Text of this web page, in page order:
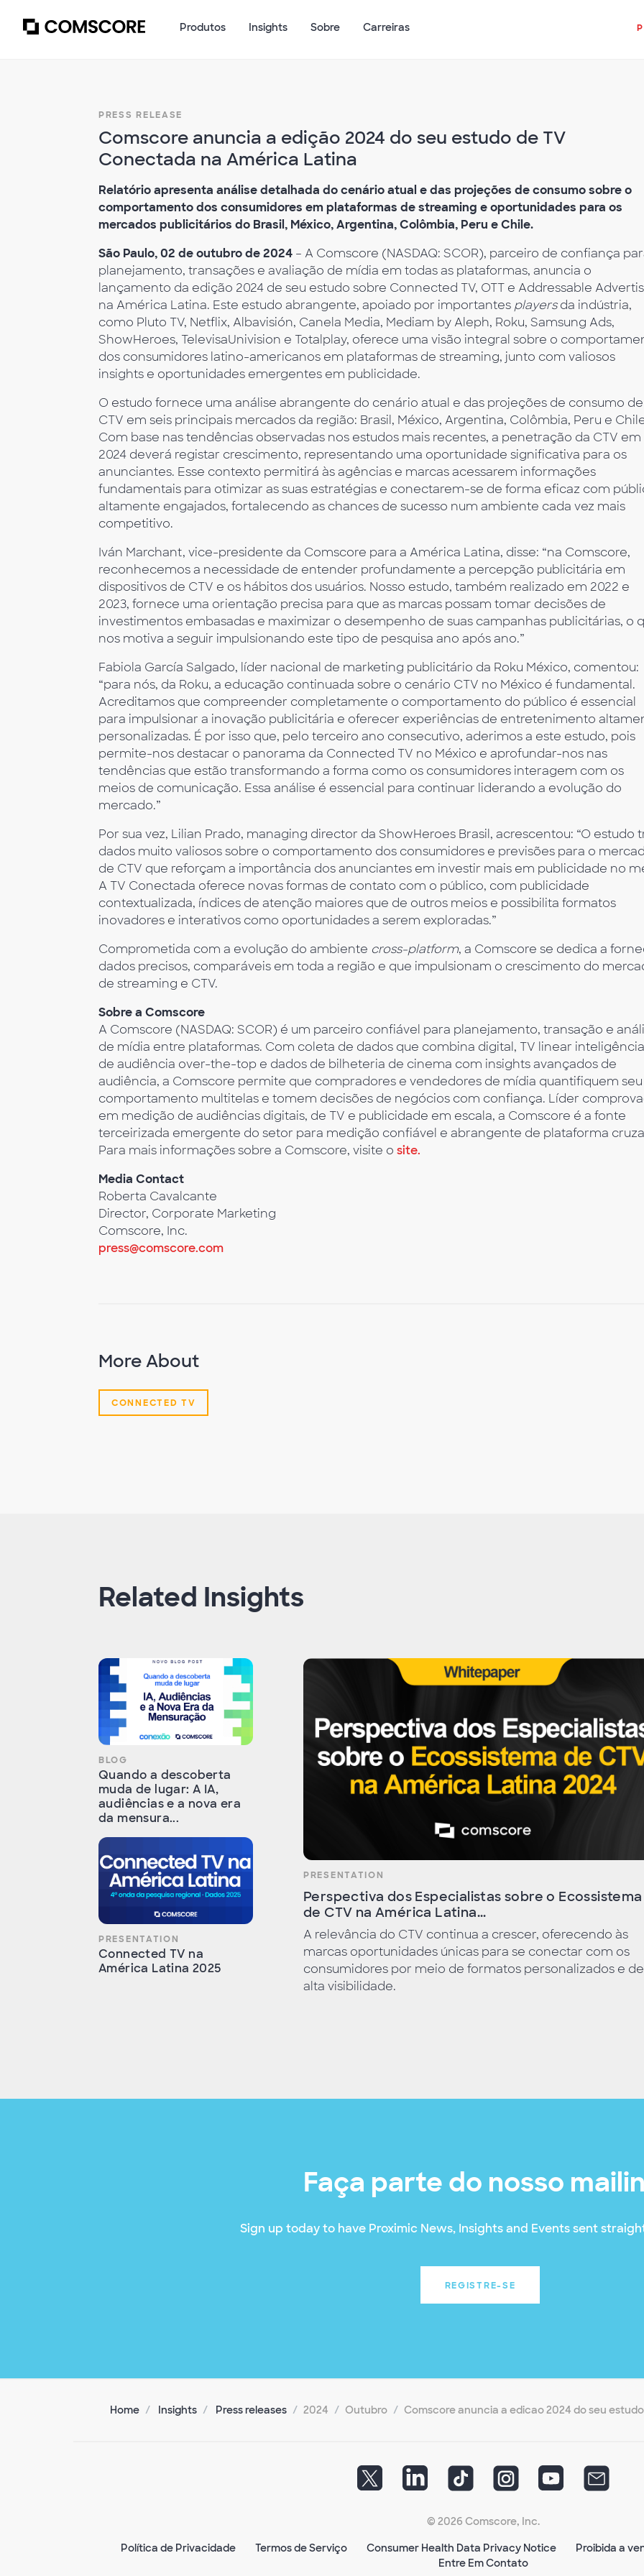
Produtos Insights Sobre Carreiras
PRESS RELEASE
Comscore anuncia a edição 2024 do seu estudo de TV
Conectada na América Latina
Relatório apresenta análise detalhada do cenário atual e das projeções de consumo sobre o
comportamento dos consumidores em plataformas de streaming e oportunidades para os
mercados publicitários do Brasil, México, Argentina, Colômbia, Peru e Chile.
São Paulo, 02 de outubro de 2024 – A Comscore (NASDAQ: SCOR), parceiro de confiança
planejamento, transações e avaliação de mídia em todas as plataformas, anuncia o
lançamento da edição 2024 de seu estudo sobre Connected TV, OTT e Addressable
na América Latina. Este estudo abrangente, apoiado por importantes playersda indústria,
como Pluto TV, Netflix, Albavisión, Canela Media, Mediam by Aleph, Roku, Samsung Ads,
ShowHeroes, TelevisaUnivision e Totalplay, oferece uma visão integral sobre o
dos consumidores latino-americanos em plataformas de streaming, junto com valiosos
insights e oportunidades emergentes em publicidade.
O estudo fornece uma análise abrangente do cenário atual e das projeções de consumo de
CTV em seis principais mercados da região: Brasil, México, Argentina, Colômbia, Peru e
Com base nas tendências observadas nos estudos mais recentes, a penetração da CTV em
2024 deverá registar crescimento, representando uma oportunidade significativa para os
anunciantes. Esse contexto permitirá às agências e marcas acessarem informações
fundamentais para otimizar as suas estratégias e conectarem-se de forma eficaz com
altamente engajados, fortalecendo as chances de sucesso num ambiente cada vez mais
competitivo.
Iván Marchant, vice-presidente da Comscore para a América Latina, disse: “na Comscore,
reconhecemos a necessidade de entender profundamente a percepção publicitária em
dispositivos de CTV e os hábitos dos usuários. Nosso estudo, também realizado em 2022 e
2023, fornece uma orientação precisa para que as marcas possam tomar decisões de
investimentos embasadas e maximizar o desempenho de suas campanhas publicitárias, o
nos motiva a seguir impulsionando este tipo de pesquisa ano após ano.”
Fabiola García Salgado, líder nacional de marketing publicitário da Roku México, comentou:
“para nós, da Roku, a educação continuada sobre o cenário CTV no México é fundamental.
Acreditamos que compreender completamente o comportamento do público é essencial
para impulsionar a inovação publicitária e oferecer experiências de entretenimento
personalizadas. É por isso que, pelo terceiro ano consecutivo, aderimos a este estudo, pois
permite-nos destacar o panorama da Connected TV no México e aprofundar-nos nas
tendências que estão transformando a forma como os consumidores interagem com os
meios de comunicação. Essa análise é essencial para continuar liderando a evolução do
mercado.”
Por sua vez, Lilian Prado, managing director da ShowHeroes Brasil, acrescentou: “O estudo
dados muito valiosos sobre o comportamento dos consumidores e previsões para o
de CTV que reforçam a importância dos anunciantes em investir mais em publicidade no
A TV Conectada oferece novas formas de contato com o público, com publicidade
contextualizada, índices de atenção maiores que de outros meios e possibilita formatos
inovadores e interativos como oportunidades a serem exploradas.”
Comprometida com a evolução do ambiente cross-platform, a Comscore se dedica a
dados precisos, comparáveis em toda a região e que impulsionam o crescimento do
de streaming e CTV.
Sobre a Comscore
A Comscore (NASDAQ: SCOR) é um parceiro confiável para planejamento, transação e
de mídia entre plataformas. Com coleta de dados que combina digital, TV linear inteligência
de audiência over-the-top e dados de bilheteria de cinema com insights avançados de
audiência, a Comscore permite que compradores e vendedores de mídia quantifiquem seu
comportamento multitelas e tomem decisões de negócios com confiança. Líder
em medição de audiências digitais, de TV e publicidade em escala, a Comscore é a fonte
terceirizada emergente do setor para medição confiável e abrangente de plataforma
Para mais informações sobre a Comscore, visite o site.
Media Contact
Roberta Cavalcante
Director, Corporate Marketing
Comscore, Inc.
press@comscore.com
More About
CONNECTED TV
Related Insights
BLOG
Quando a descoberta
muda de lugar: A IA,
audiências e a nova era
da mensura...
PRESENTATION
Connected TV na
América Latina 2025
PRESENTATION
Perspectiva dos Especialistas sobre o Ecossistema
de CTV na América Latina...
A relevância do CTV continua a crescer, oferecendo às
marcas oportunidades únicas para se conectar com os
consumidores por meio de formatos personalizados e de
alta visibilidade.
Faça parte do nosso
Sign up today to have Proximic News, Insights and Events sent
REGISTRE-SE
Home Insights Press releases 2024 Outubro Comscore anuncia a edicao 2024 do seu
© 2026 Comscore, Inc.
Política de Privacidade Termos de Serviço Consumer Health Data Privacy Notice
Proibida a
Entre Em Contato